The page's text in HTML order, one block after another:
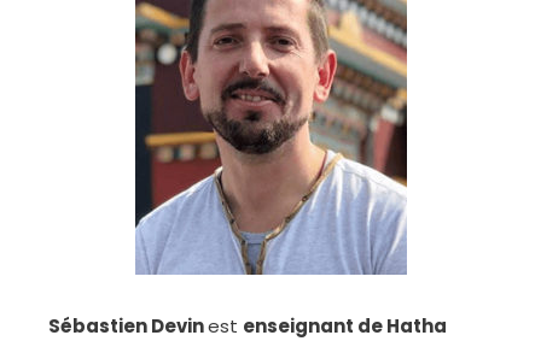
Sébastien Devinest enseignant de Hatha